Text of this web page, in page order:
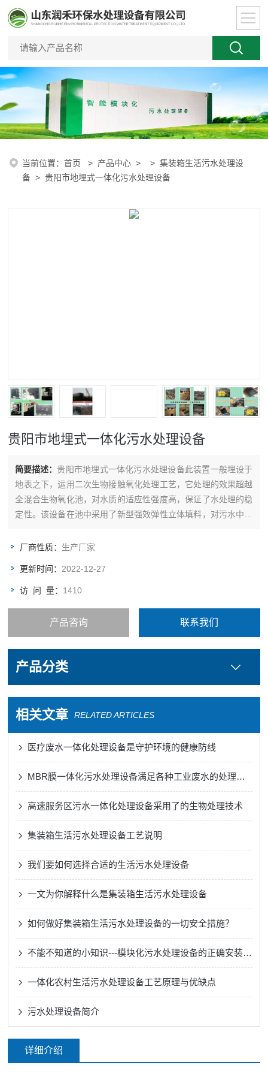
当前位置：首页 > 产品中心 > >集装箱生活污水处理设
备 > 贵阳市地埋式一体化污水处理设备
贵阳市地埋式一体化污水处理设备
简要描述： 贵阳市地埋式一体化污水处理设备此装置一般埋设于
地表之下，运用二次生物接触氧化处理工艺，它处理的效果超越
全混合生物氧化池，对水质的适应性强度高，保证了水处理的稳
定性。该设备在池中采用了新型强效弹性立体填料，对污水中的
厂商性质： 生产厂家
更新时间： 2022-12-27
访 问 量： 1410
产品咨询 联系我们
产品分类
相关文章 RELATED ARTICLES
医疗废水一体化处理设备是守护环境的健康防线
MBR膜一体化污水处理设备满足各种工业废水的处理需求
高速服务区污水一体化处理设备采用了的生物处理技术
集装箱生活污水处理设备工艺说明
我们要如何选择合适的生活污水处理设备
一文为你解释什么是集装箱生活污水处理设备
如何做好集装箱生活污水处理设备的一切安全措施？
不能不知道的小知识---模块化污水处理设备的正确安装方法
一体化农村生活污水处理设备工艺原理与优缺点
污水处理设备简介
详细介绍